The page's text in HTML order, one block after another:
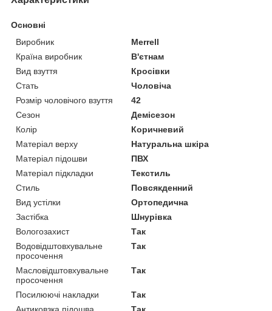
Основні
Виробник
Merrell
Країна виробник
В'єтнам
Вид взуття
Кросівки
Стать
Чоловіча
Розмір чоловічого взуття
42
Сезон
Демісезон
Колір
Коричневий
Матеріал верху
Натуральна шкіра
Матеріал підошви
ПВХ
Матеріал підкладки
Текстиль
Стиль
Повсякденний
Вид устілки
Ортопедична
Застібка
Шнурівка
Вологозахист
Так
Водовідштовхувальне
просочення
Так
Масловідштовхувальне
просочення
Так
Посилюючі накладки
Так
Антиковзка підошва
Так